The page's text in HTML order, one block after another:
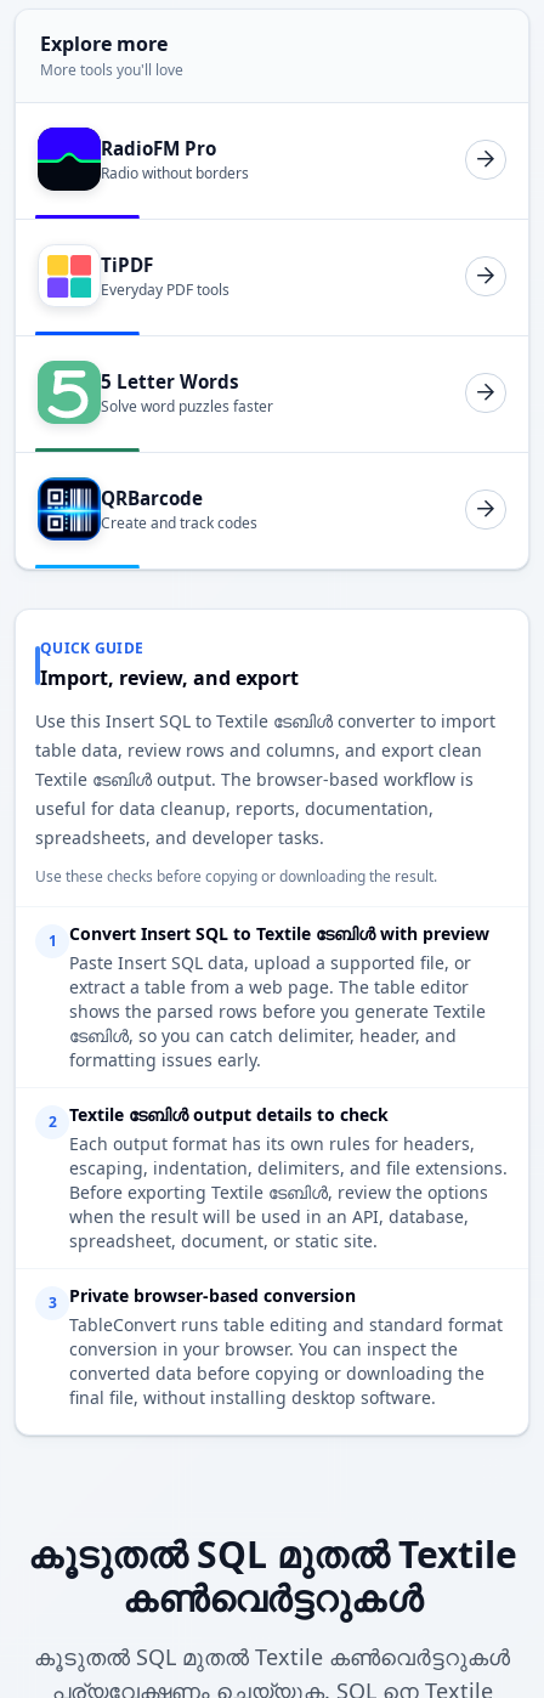
Explore more
More tools you'll love
RadioFM Pro
Radio without borders
TiPDF
Everyday PDF tools
5 Letter Words
Solve word puzzles faster
QRBarcode
Create and track codes
QUICK GUIDE
Import, review, and export
Use this Insert SQL to Textile ടേബിൾ converter to import
table data, review rows and columns, and export clean
Textile ടേബിൾ output. The browser-based workflow is
useful for data cleanup, reports, documentation,
spreadsheets, and developer tasks.
Use these checks before copying or downloading the result.
1
Convert Insert SQL to Textile ടേബിൾ with preview
Paste Insert SQL data, upload a supported file, or
extract a table from a web page. The table editor
shows the parsed rows before you generate Textile
ടേബിൾ, so you can catch delimiter, header, and
formatting issues early.
2
Textile ടേബിൾ output details to check
Each output format has its own rules for headers,
escaping, indentation, delimiters, and file extensions.
Before exporting Textile ടേബിൾ, review the options
when the result will be used in an API, database,
spreadsheet, document, or static site.
3
Private browser-based conversion
TableConvert runs table editing and standard format
conversion in your browser. You can inspect the
converted data before copying or downloading the
final file, without installing desktop software.
കൂടുതൽ SQL മുതൽ Textile
കൺവെർട്ടറുകൾ
കൂടുതൽ SQL മുതൽ Textile കൺവെർട്ടറുകൾ
പര്യവേക്ഷണം ചെയ്യുക. SQL നെ Textile